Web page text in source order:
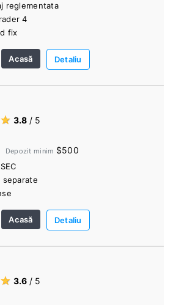
reglementata
4
fix
gratuit
centrale de tranzacționare
Acasă Detaliu
★ 3.8 / 5
Depozit minim $500
setul de caracteristici
Acasă Detaliu
★ 3.6 / 5